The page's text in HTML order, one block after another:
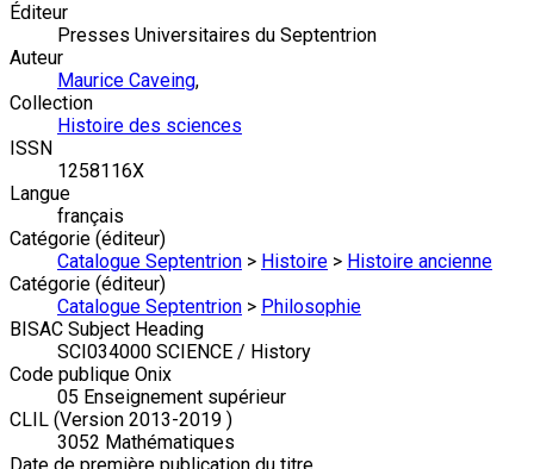
Éditeur
Presses Universitaires du Septentrion
Auteur
Maurice Caveing,
Collection
Histoire des sciences
ISSN
1258116X
Langue
français
Catégorie (éditeur)
Catalogue Septentrion > Histoire > Histoire ancienne
Catégorie (éditeur)
Catalogue Septentrion > Philosophie
BISAC Subject Heading
SCI034000 SCIENCE / History
Code publique Onix
05 Enseignement supérieur
CLIL (Version 2013-2019 )
3052 Mathématiques